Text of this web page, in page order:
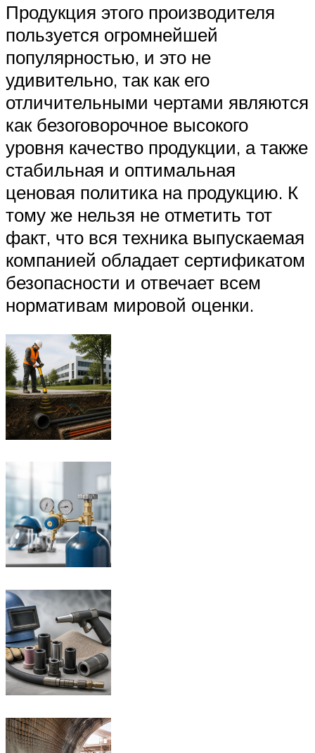
Продукция этого производителя
пользуется огромнейшей
популярностью, и это не
удивительно, так как его
отличительными чертами являются
как безоговорочное высокого
уровня качество продукции, а также
стабильная и оптимальная
ценовая политика на продукцию. К
тому же нельзя не отметить тот
факт, что вся техника выпускаемая
компанией обладает сертификатом
безопасности и отвечает всем
нормативам мировой оценки.